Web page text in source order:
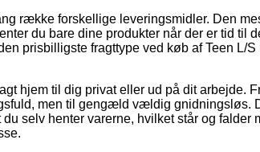
række forskellige leveringsmidler. Den
du bare dine produkter når der er tid til
prisbilligste fragttype ved køb af Teen L/
hjem til dig privat eller ud på dit arbejde.
men til gengæld vældig gnidningsløs.
selv henter varerne, hvilket står og falder